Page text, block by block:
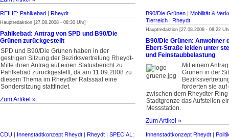
REIHE: Pahlkebad | Rheydt
Hauptredaktion [27.08.2008 - 08:30 Uhr]
Pahlkebad: Antrag von SPD und B90/Die
Grünen zurückgestellt
SPD und B90/Die Grünen haben in der
gestrigen Sitzung der Bezirksvertretung Rheydt-
Mitte ihren Antrag auf einen Statusbericht zu
Pahlkebad zurückgestellt, da am 11.09.2008 zu
diesem Thema im Rheydter Ratssaal eine
Sondersitzung stattfindet.
Zum Artikel »
B90/Die Grünen | Mobilität &
Tierreich | Rheydt
Hauptredaktion [27.08.2008 - 08:22
B90/Die Grünen: Anwohner
Ebert-Straße leiden unter
und Feinstaubbelastung
Mit einem
Grünen in der
forderten sie auf
zwischen dem Rheydter
Stadtgrenze das Aufstellen
Messstation.
Zum Artikel »
CDU | Innenstadtkonzept Rheydt | Rheydt | SPECIAL:
Innenstadtkonzept Rheydt |